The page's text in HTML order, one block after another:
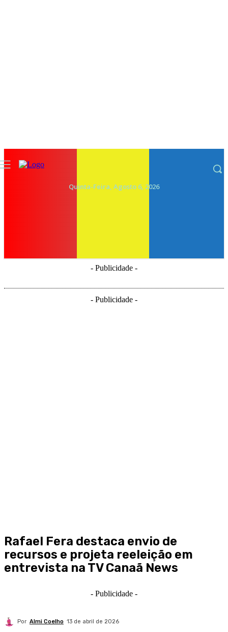
Quinta-Feira, Agosto 6, 2026
- Publicidade -
- Publicidade -
Rafael Fera destaca envio de
recursos e projeta reeleição em
entrevista na TV Canaã News
- Publicidade -
Por Almi Coelho 13 de abril de 2026